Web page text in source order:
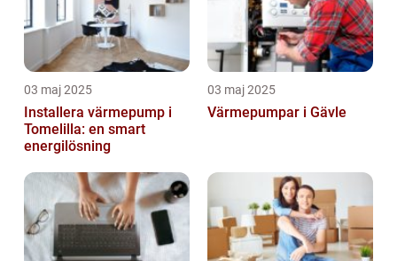
03 maj 2025
Installera värmepump i
Tomelilla: en smart
energilösning
03 maj 2025
Värmepumpar i Gävle